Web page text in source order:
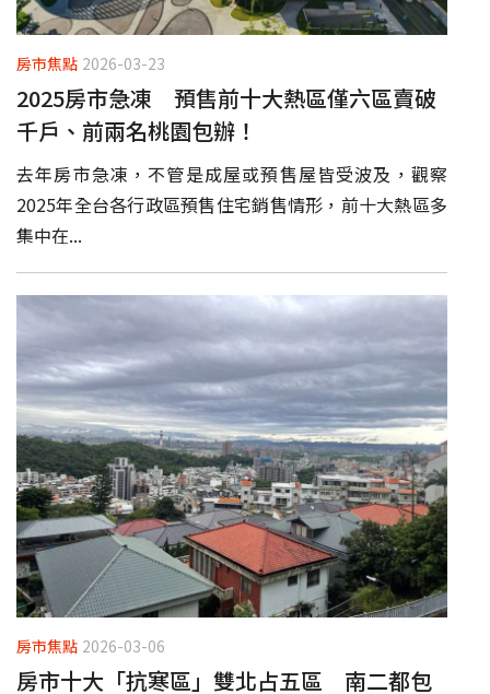
房市焦點 2026-03-23
2025房市急凍 預售前十大熱區僅六區賣破
千戶、前兩名桃園包辦！
去年房市急凍，不管是成屋或預售屋皆受波及，觀察
2025年全台各行政區預售住宅銷售情形，前十大熱區多
集中在...
房市焦點 2026-03-06
房市十大「抗寒區」雙北占五區 南二都包